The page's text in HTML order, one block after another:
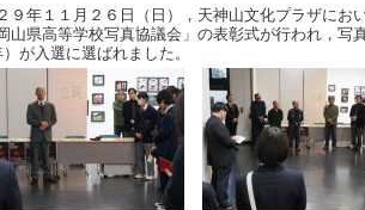
９年１１月２６日（日），天神山文化プラザにお
山県高等学校写真協議会」の表彰式が行われ，写
）が入選に選ばれました。